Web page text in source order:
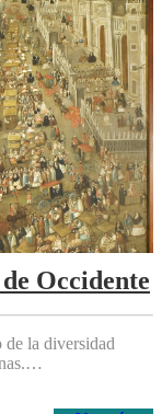
Occidente
la diversidad